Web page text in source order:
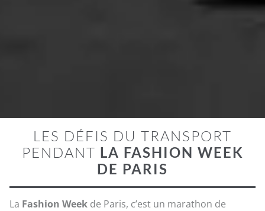
LES DÉFIS DU TRANSPORT
PENDANT LA FASHION WEEK
DE PARIS
La Fashion Week de Paris, c’est un marathon de